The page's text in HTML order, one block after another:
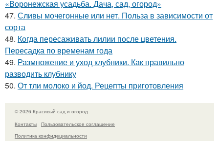
«Воронежская усадьба. Дача, сад, огород»
47. Сливы мочегонные или нет. Польза в зависимости от
сорта
48. Когда пересаживать лилии после цветения.
Пересадка по временам года
49. Размножение и уход клубники. Как правильно
разводить клубнику
50. От тли молоко и йод. Рецепты приготовления
© 2026 Красивый сад и огород
Контакты
Пользовательское соглашение
Политика конфидециальности